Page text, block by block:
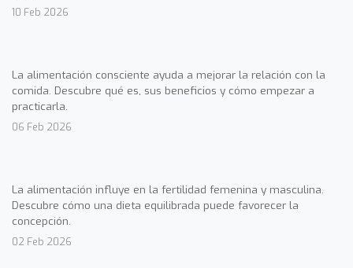
10 Feb 2026
La alimentación consciente ayuda a mejorar la relación con la
comida. Descubre qué es, sus beneficios y cómo empezar a
practicarla.
06 Feb 2026
La alimentación influye en la fertilidad femenina y masculina.
Descubre cómo una dieta equilibrada puede favorecer la
concepción.
02 Feb 2026